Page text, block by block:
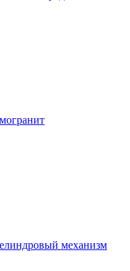
механизм